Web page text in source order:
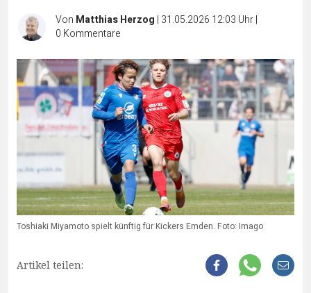
Von Matthias Herzog | 31.05.2026 12:03 Uhr|
0 Kommentare
Toshiaki Miyamoto spielt künftig für Kickers Emden. Foto: Imago
Artikel teilen: